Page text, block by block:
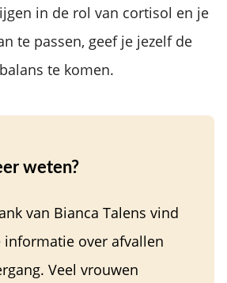
in de rol van cortisol en je
te passen, geef je jezelf de
te komen.
weten?
van Bianca Talens vind
informatie over afvallen
Veel vrouwen